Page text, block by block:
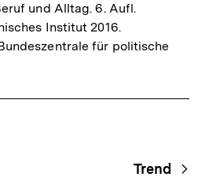
und Alltag. 6. Aufl.
Institut 2016.
für politische
Trend